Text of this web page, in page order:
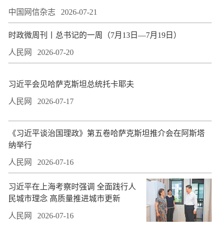
中国网信杂志 2026-07-21
时政微周刊丨总书记的一周（7月13日—7月19日）
人民网 2026-07-20
习近平会见哈萨克斯坦总统托卡耶夫
人民网 2026-07-17
​《习近平谈治国理政》第五卷哈萨克斯坦推介会在阿斯塔
纳举行
人民网 2026-07-16
习近平在上海考察时强调 全面践行人
民城市理念 高质量推进城市更新
人民网 2026-07-16